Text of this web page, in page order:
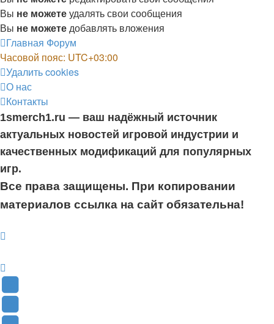
Вы не можетеудалять свои сообщения
Вы не можетедобавлять вложения
Главная Форум
Часовой пояс: UTC+03:00
Удалить cookies
О нас
Контакты
1smerch1.ru — ваш надёжный источник
актуальных новостей игровой индустрии и
качественных модификаций для популярных
игр.
Все права защищены. При копировании
материалов ссылка на сайт обязательна!